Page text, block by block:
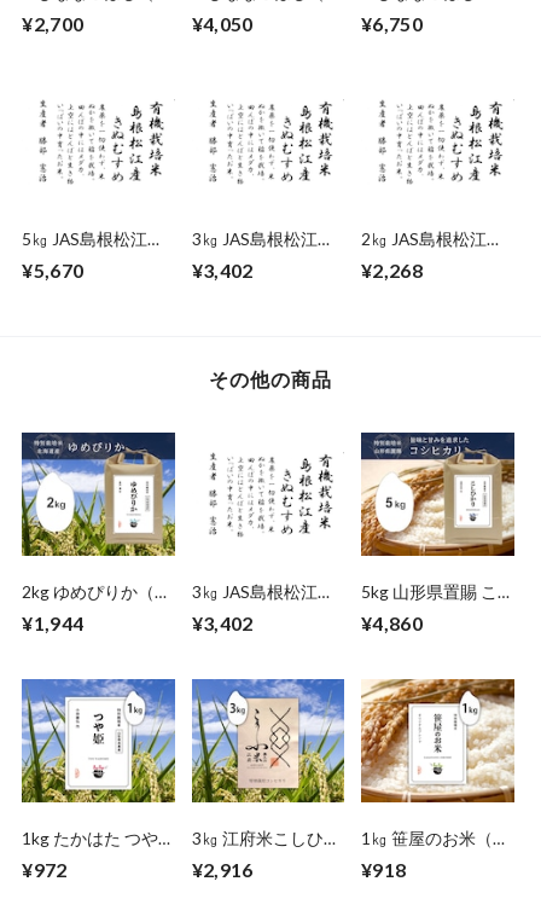
¥2,700 ¥4,050
米
¥6,750
5㎏ JAS島根松江き
¥5,670
3㎏ JAS島根松江き
¥3,402
2㎏ JAS島根松江き
¥2,268
その他の商品
2kg ゆめぴりか（北
¥1,944
3㎏ JAS島根松江き
¥3,402
5kg 山形県置賜 こ
¥4,860
1kg たかはた つや
¥972
3㎏ 江府米こしひか
¥2,916
1㎏ 笹屋のお米（オ
¥918